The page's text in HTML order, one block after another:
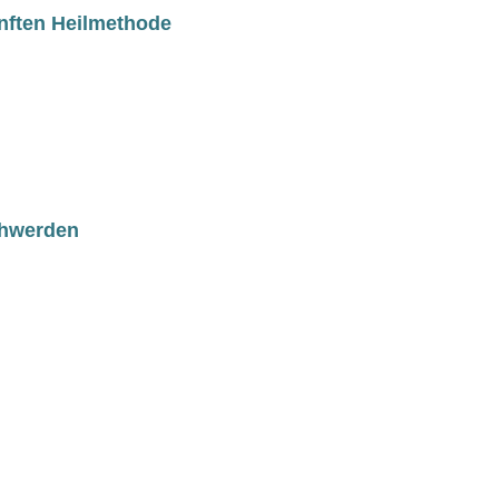
Heilmethode